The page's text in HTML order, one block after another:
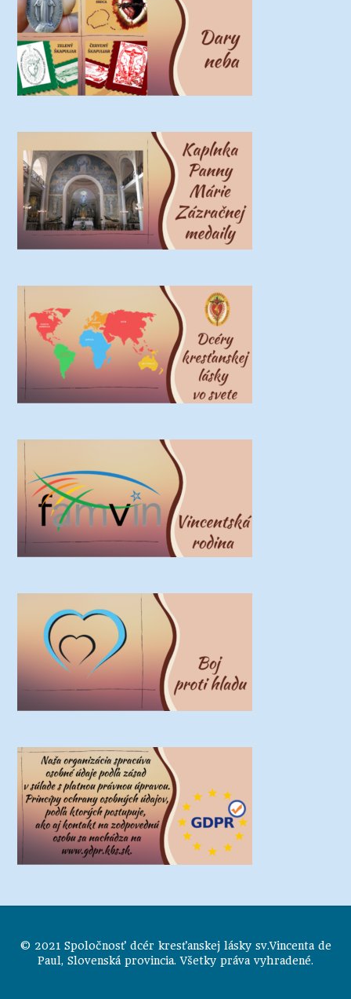
© 2021 Spoločnosť dcér kresťanskej lásky sv.Vincenta de
Paul, Slovenská provincia. Všetky práva vyhradené.